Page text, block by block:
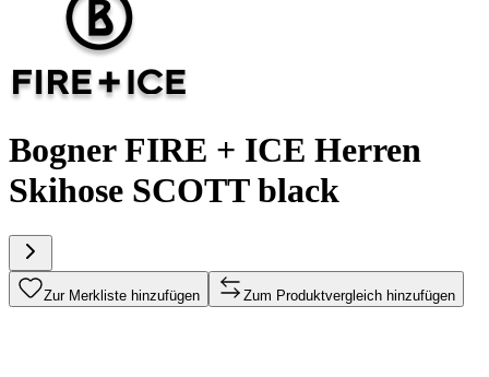
Bogner FIRE + ICE Herren
Skihose SCOTT black
Zur Merkliste hinzufügen Zum Produktvergleich hinzufügen